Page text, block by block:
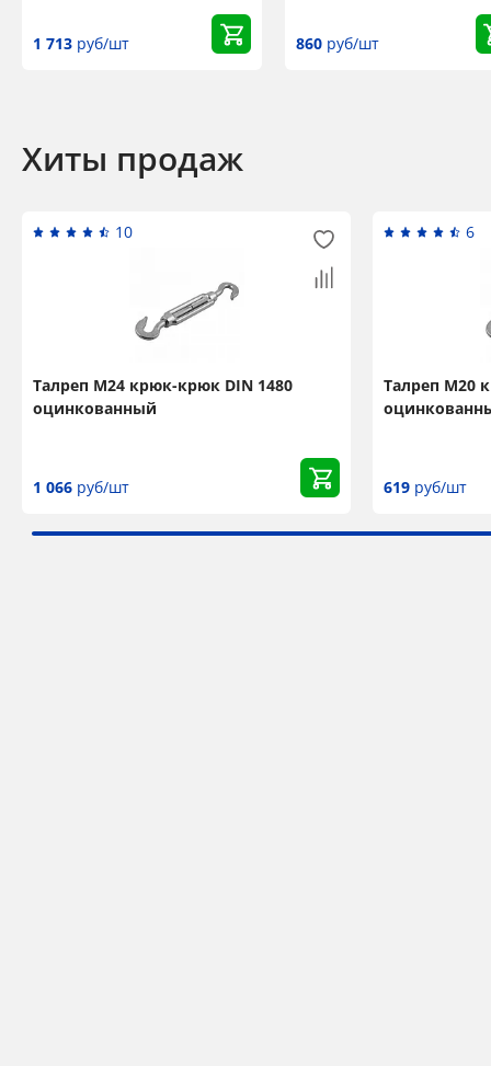
1 713 руб/шт 860 руб/шт
Хиты продаж
10
Талреп М24 крюк-крюк DIN 1480
оцинкованный
1 066 руб/шт
6
Талреп М20
619 руб/шт